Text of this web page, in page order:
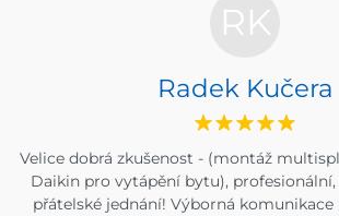
RK
Radek Kučera
Velice dobrá zkušenost - (montáž
Daikin pro vytápění bytu),
přátelské jednání! Výborná